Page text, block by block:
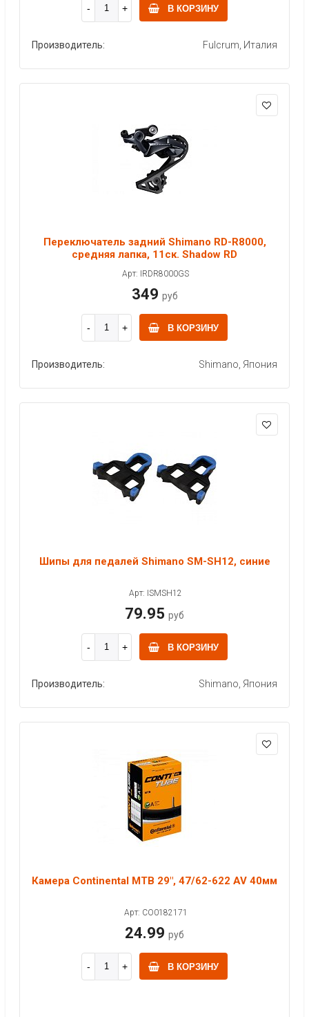
В КОРЗИНУ
Производитель: Fulcrum, Италия
Переключатель задний Shimano RD-R8000,
средняя лапка, 11ск. Shadow RD
Арт: IRDR8000GS
349 руб
В КОРЗИНУ
Производитель: Shimano, Япония
Шипы для педалей Shimano SM-SH12, синие
Арт: ISMSH12
79.95 руб
В КОРЗИНУ
Производитель: Shimano, Япония
Камера Continental MTB 29", 47/62-622 AV 40мм
Арт: CO0182171
24.99 руб
В КОРЗИНУ